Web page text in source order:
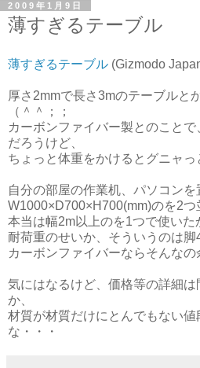
2009年1月9日
薄すぎるテーブル
薄すぎるテーブル (Gizmodo
厚さ2mmで長さ3mのテーブルと
（＾＾；；
カーボンファイバー製とのこと
だろうけど、
ちょっと体重をかけるとグニャっ
自分の部屋の作業机、パソコンを
W1000×D700×H700(mm)のを2つ
本当は幅2m以上のを1つで使いた
耐荷重のせいか、そういうのは脚
カーボンファイバーならそんなの
気にはなるけど、価格等の詳細
か、
材質が材質だけにとんでもない
な・・・